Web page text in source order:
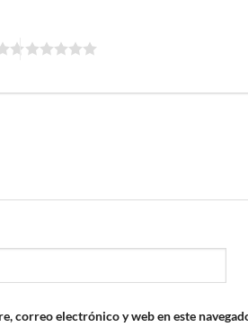
correo electrónico y web en este